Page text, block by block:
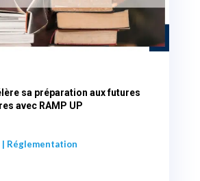
sa préparation aux futures
avec RAMP UP
| Réglementation